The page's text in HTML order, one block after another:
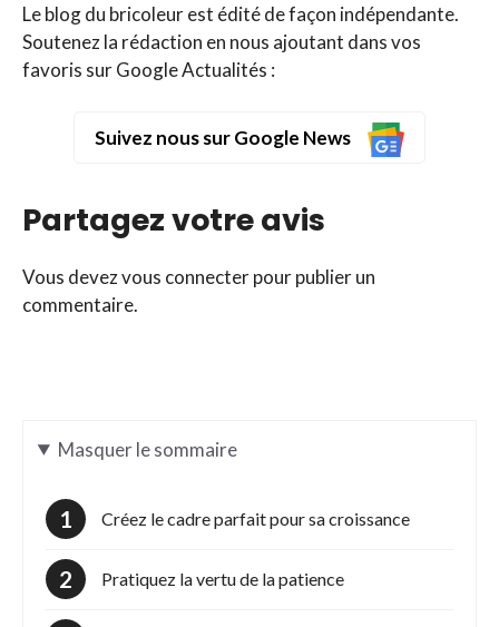
Le blog du bricoleur est édité de façon indépendante.
Soutenez la rédaction en nous ajoutant dans vos
favoris sur Google Actualités :
Suivez nous sur Google News
Partagez votre avis
Vous devezvous connecterpour publier un
commentaire.
Masquerle sommaire
Créez le cadre parfait pour sa croissance
Pratiquez la vertu de la patience